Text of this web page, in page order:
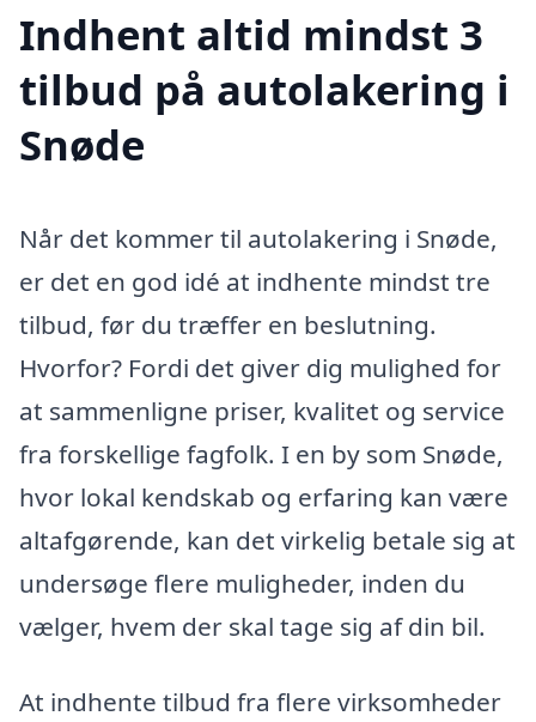
Indhent altid mindst 3
tilbud på autolakering i
Snøde
Når det kommer til autolakering i Snøde,
er det en god idé at indhente mindst tre
tilbud, før du træffer en beslutning.
Hvorfor? Fordi det giver dig mulighed for
at sammenligne priser, kvalitet og service
fra forskellige fagfolk. I en by som Snøde,
hvor lokal kendskab og erfaring kan være
altafgørende, kan det virkelig betale sig at
undersøge flere muligheder, inden du
vælger, hvem der skal tage sig af din bil.
At indhente tilbud fra flere virksomheder